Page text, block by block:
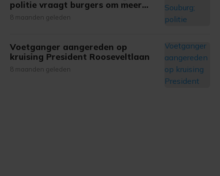
gemaakte keuze altijd wijzigen of intrekken.
politie vraagt burgers om meer
informatie
8 maanden geleden
Voetganger aangereden op
kruising President Rooseveltlaan
8 maanden geleden